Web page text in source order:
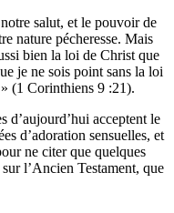
salut, et le pouvoir de
nature pécheresse. Mais
bien la loi de Christ que
je ne sois point sans la loi
(1 Corinthiens 9 :21).
d’aujourd’hui acceptent le
d’adoration sensuelles, et
ne citer que quelques
l’Ancien Testament, que